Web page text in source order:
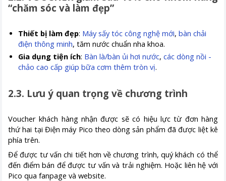
“chăm sóc và làm đẹp”
Thiết bị làm đẹp: Máy sấy tóc công nghệ mới, bàn chải
điện thông minh, tăm nước chuẩn nha khoa.
Gia dụng tiện ích: Bàn là/bàn ủi hơi nước, các dòng nồi -
chảo cao cấp giúp bữa cơm thêm tròn vị.
2.3. Lưu ý quan trọng về chương trình
Voucher khách hàng nhận được sẽ có hiệu lực từ đơn hàng
thứ hai tại Điện máy Pico theo dòng sản phẩm đã được liệt kê
phía trên.
Để được tư vấn chi tiết hơn về chương trình, quý khách có thể
đến điểm bán để được tư vấn và trải nghiệm. Hoặc liên hệ với
Pico qua fanpage và website.